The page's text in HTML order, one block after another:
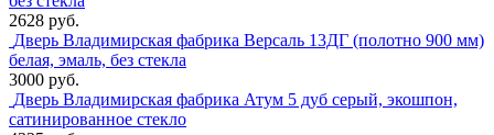
2628 руб.
Дверь Владимирская фабрика Версаль 13ДГ (полотно 900 мм)
белая, эмаль, без стекла
3000 руб.
Дверь Владимирская фабрика Атум 5 дуб серый, экошпон,
сатинированное стекло